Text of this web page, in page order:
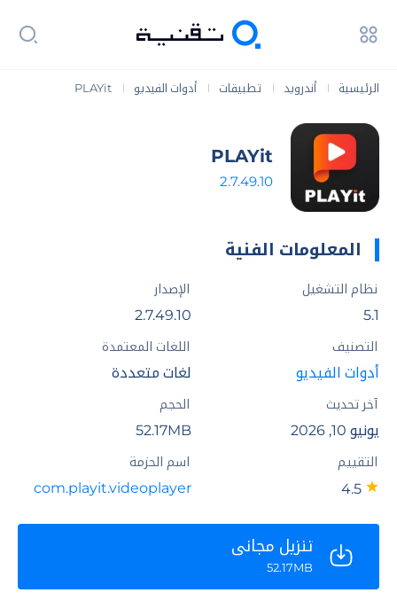
الرئيسية | أندرويد | تطبيقات | أدوات الفيديو |
PLAYit
PLAYit
2.7.49.10
المعلومات الفنية
نظام التشغيل
5.1
الإصدار
2.7.49.10
التصنيف
أدوات الفيديو
اللغات المعتمدة
لغات متعددة
آخر تحديث
يونيو 10, 2026
الحجم
52.17MB
التقييم اسم الحزمة
com.playit.videoplayer
تنزيل مجاني
52.17MB